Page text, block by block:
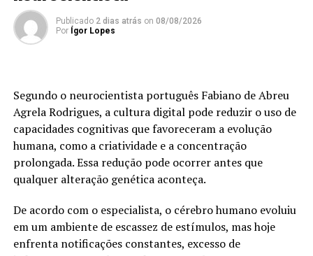
Foto: DR.
PRÓXIMO
Albergaria: Ricardo Ribeiro encerra Ciclo de Fado no
Cineteatro Alba
NÃO PERCA
Barcelos é a Primeira Capital Mundial da Saúde Mental
Publicado 2 dias atrás on 08/08/2026
Por Ígor Lopes
Segundo o neurocientista português Fabiano de Abreu
Agrela Rodrigues, a cultura digital pode reduzir o uso de
capacidades cognitivas que favoreceram a evolução
humana, como a criatividade e a concentração
prolongada. Essa redução pode ocorrer antes que
qualquer alteração genética aconteça.
De acordo com o especialista, o cérebro humano evoluiu
em um ambiente de escassez de estímulos, mas hoje
enfrenta notificações constantes, excesso de